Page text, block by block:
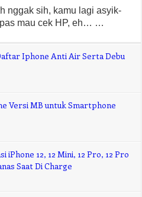
nggak sih, kamu lagi asyik-
mau cek HP, eh… …
Iphone Anti Air Serta Debu
Versi MB untuk Smartphone
iPhone 12, 12 Mini, 12 Pro, 12 Pro
Saat Di Charge